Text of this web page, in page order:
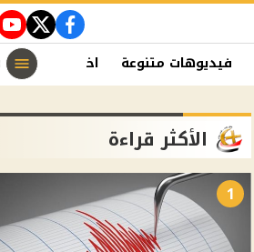
facebook
فيديوهات متنوعة اخبار الفن
الأكثر قراءة
1